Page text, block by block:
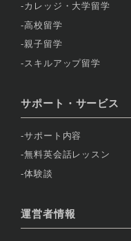
カレッジ・大学留学
高校留学
親子留学
スキルアップ留学
サポート・サービス
サポート内容
無料英会話レッスン
体験談
運営者情報